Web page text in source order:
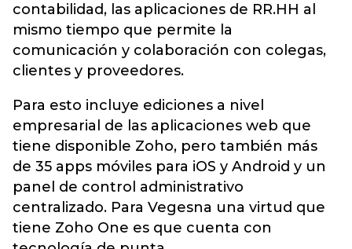
contabilidad, las aplicaciones de RR.HH al
mismo tiempo que permite la
comunicación y colaboración con colegas,
clientes y proveedores.
Para esto incluye ediciones a nivel
empresarial de las aplicaciones web que
tiene disponible Zoho, pero también más
de 35 apps móviles para iOS y Android y un
panel de control administrativo
centralizado. Para Vegesna una virtud que
tiene Zoho One es que cuenta con